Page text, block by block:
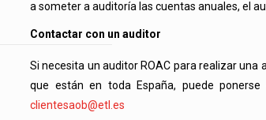
a someter a auditoría las cuentas anuales, el
Contactar con un auditor
Si necesita un auditor ROAC para realizar
que están en toda España, puede
clientesaob@etl.es